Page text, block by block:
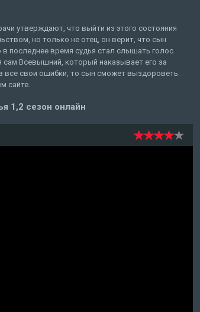
утверждают, что выйти из этого состояния
но только не отец, он верит, что сын
последнее время судья стал слышать голос
сам Всевышний, который наказывает его за
все свои ошибки, то сын сможет выздороветь.
сайте.
1,2 сезон онлайн